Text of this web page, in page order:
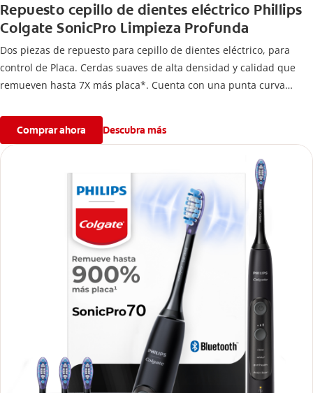
Repuesto cepillo de dientes eléctrico Phillips
Colgate SonicPro Limpieza Profunda
Dos piezas de repuesto para cepillo de dientes eléctrico, para
control de Placa. Cerdas suaves de alta densidad y calidad que
remueven hasta 7X más placa*. Cuenta con una punta curva
Comprar ahora Descubra más